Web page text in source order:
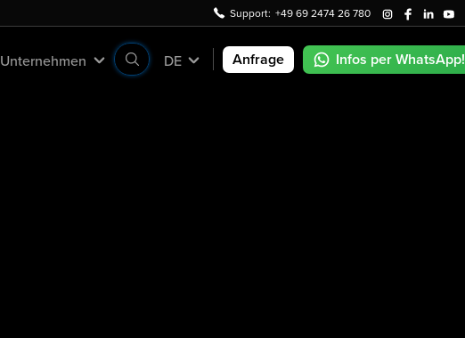
Support: +49 69 2474 26 780
Unternehmen DE Anfrage Infos per WhatsApp!